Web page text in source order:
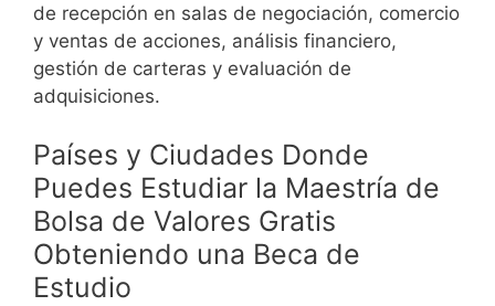
de recepción en salas de negociación, comercio
y ventas de acciones, análisis financiero,
gestión de carteras y evaluación de
adquisiciones.
Países y Ciudades Donde
Puedes Estudiar la Maestría de
Bolsa de Valores Gratis
Obteniendo una Beca de
Estudio